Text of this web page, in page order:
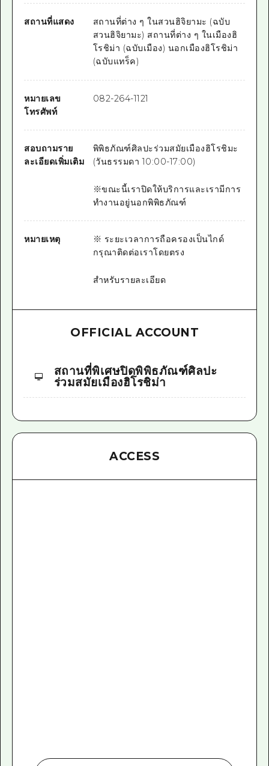
สถานที่แสดง
สถานที่ต่าง ๆ ในสวนฮิจิยามะ (ฉบับ
สวนฮิจิยามะ) สถานที่ต่าง ๆ ในเมืองฮิ
โรชิม่า (ฉบับเมือง) นอกเมืองฮิโรชิม่า
(ฉบับแทร็ค)
หมายเลข
โทรศัพท์
082-264-1121
สอบถามราย
ละเอียดเพิ่มเติม
พิพิธภัณฑ์ศิลปะร่วมสมัยเมืองฮิโรชิมะ
(วันธรรมดา 10:00-17:00)
※ขณะนี้เราปิดให้บริการและเรามีการ
ทำงานอยู่นอกพิพิธภัณฑ์
หมายเหตุ ※ ระยะเวลาการถือครองเป็นไกด์
กรุณาติดต่อเราโดยตรง
สำหรับรายละเอียด
OFFICIAL ACCOUNT
สถานที่พิเศษปิดพิพิธภัณฑ์ศิลปะ
ร่วมสมัยเมืองฮิโรชิม่า
ACCESS